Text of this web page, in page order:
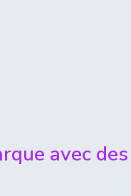
avec des